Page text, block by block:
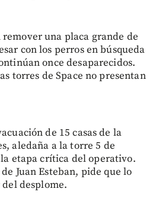
una placa grande de
con los perros en búsqueda
once desaparecidos.
torres de Space no presentan
de 15 casas de la
aledaña a la torre 5 de
etapa crítica del operativo.
Juan Esteban, pide que lo
desplome.